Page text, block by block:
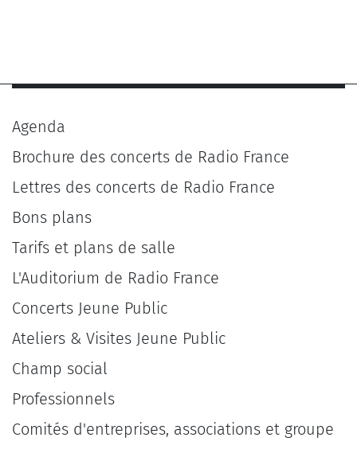
Agenda
Brochure des concerts de Radio France
Lettres des concerts de Radio France
Bons plans
Tarifs et plans de salle
L'Auditorium de Radio France
Concerts Jeune Public
Ateliers & Visites Jeune Public
Champ social
Professionnels
Comités d'entreprises, associations et groupe